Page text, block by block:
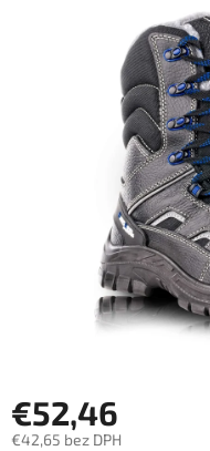
€52,46
€42,65 bez DPH